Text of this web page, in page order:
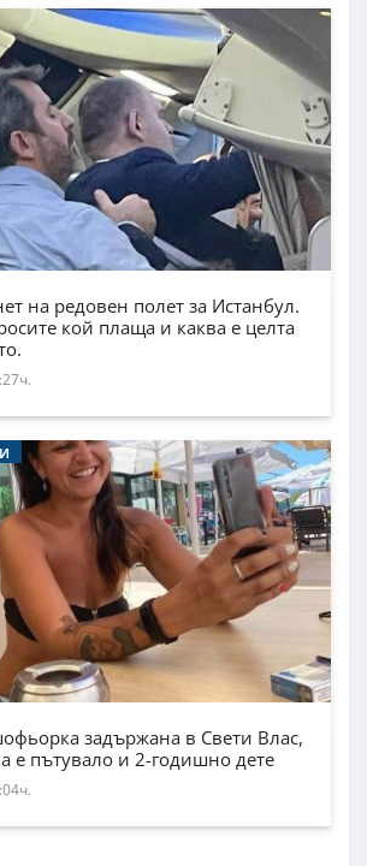
на редовен полет за Истанбул.
кой плаща и каква е целта
задържана в Свети Влас,
е пътувало и 2-годишно дете